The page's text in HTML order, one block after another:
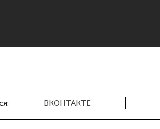
ВКОНТАКТЕ